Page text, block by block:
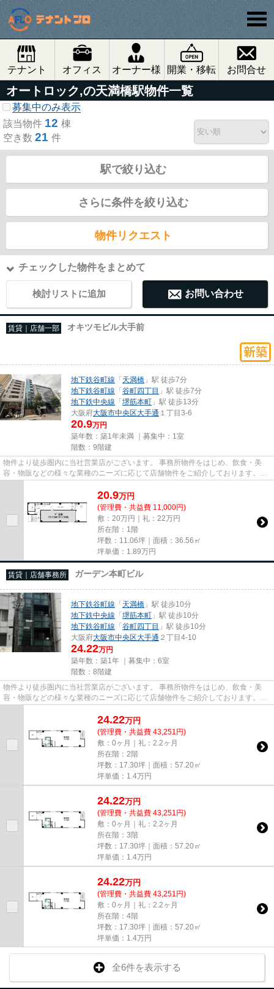
テナント オフィス オーナー様 開業・移転 お問合せ
オートロック,の天満橋駅物件一覧
募集中のみ表示
該当物件 12 棟
空き数 21 件
駅で絞り込む
さらに条件を絞り込む
物件リクエスト
チェックした物件をまとめて
検討リストに追加 お問い合わせ
賃貸｜店舗一部 オキツモビル大手前
地下鉄谷町線 「天満橋 」駅 徒歩7分
地下鉄谷町線 「谷町四丁目 」駅 徒歩7分
地下鉄中央線 「堺筋本町 」駅 徒歩13分
大阪府大阪市中央区大手通 １丁目3-6
20.9万円
築年数：築1年未満 ｜募集中： 1室
階数：9階建
物件より徒歩圏内に当社営業店がございます。 事務所物件をはじめ、飲食・美
容・物販などの様々な業種のニーズに応じて店舗物件をご紹介しております。
尚、弊社ではおとり広告は一切...
20.9万円
(管理費・共益費 11,000円)
敷：20万円｜礼：22万円
所在階：1階
坪数：11.06坪｜面積：36.56㎡
坪単価： 1.89万円
賃貸｜店舗事務所 ガーデン本町ビル
地下鉄谷町線 「天満橋 」駅 徒歩10分
地下鉄中央線 「堺筋本町 」駅 徒歩10分
地下鉄谷町線 「谷町四丁目 」駅 徒歩10分
大阪府大阪市中央区大手通 ２丁目4-10
24.22万円
築年数：築1年 ｜募集中： 6室
階数：8階建
物件より徒歩圏内に当社営業店がございます。 事務所物件をはじめ、飲食・美
容・物販などの様々な業種のニーズに応じて店舗物件をご紹介しております。
尚、弊社ではおとり広告は一切...
24.22万円
(管理費・共益費 43,251円)
敷：0ヶ月｜礼：2.2ヶ月
所在階：2階
坪数：17.30坪｜面積：57.20㎡
坪単価： 1.4万円
24.22万円
(管理費・共益費 43,251円)
敷：0ヶ月｜礼：2.2ヶ月
所在階：3階
坪数：17.30坪｜面積：57.20㎡
坪単価： 1.4万円
24.22万円
(管理費・共益費 43,251円)
敷：0ヶ月｜礼：2.2ヶ月
所在階：4階
坪数：17.30坪｜面積：57.20㎡
坪単価： 1.4万円
全6件を表示する